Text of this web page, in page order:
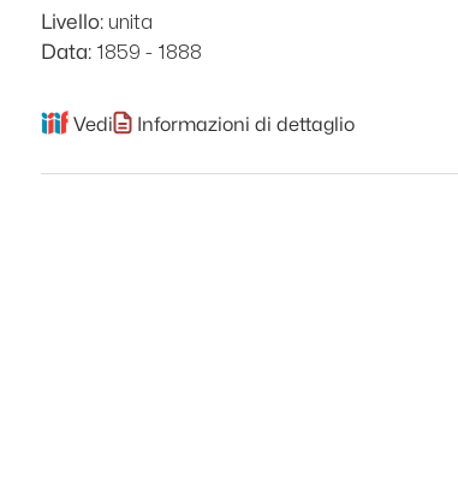
Livello: unita
Data: 1859 - 1888
Vedi Informazioni di dettaglio